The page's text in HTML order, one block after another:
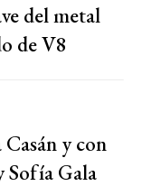
del metal
de V8
y con
Sofía Gala